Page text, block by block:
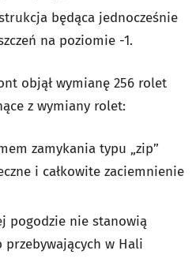
będąca jednocześnie
na poziomie -1.
objął wymianę 256 rolet
z wymiany rolet:
zamykania typu „zip”
i całkowite zaciemnienie
pogodzie nie stanowią
przebywających w Hali